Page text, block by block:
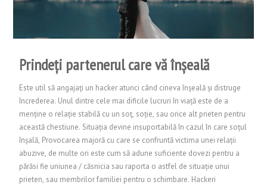
Prindeți partenerul care vă înșeală
Este util să angajați un hacker atunci când cineva înșeală și distruge
încrederea. Unul dintre cele mai dificile lucruri în viață este de a
menține o relație stabilă cu un soț, soție, sau orice alt prieten pentru
această chestiune. Situația devine insuportabilă în cazul în care soțul
înșală, Provocarea majoră cu care se confruntă victima unei relații
abuzive, de multe ori este cum să adune suficiente dovezi pentru a
părăsi fie uniunea / căsnicia sau raporta o astfel de situație unui
prieten, sau membrilor familiei pentru o schimbare. Hackeri